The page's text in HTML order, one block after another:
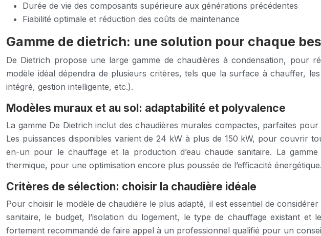
Durée de vie des composants supérieure aux générations précédentes
Fiabilité optimale et réduction des coûts de maintenance
Gamme de dietrich: une solution pour chaque
De Dietrich propose une large gamme de chaudières à condensation, pour
modèle idéal dépendra de plusieurs critères, tels que la surface à chauffer,
intégré, gestion intelligente, etc.).
Modèles muraux et au sol: adaptabilité et polyvalence
La gamme De Dietrich inclut des chaudières murales compactes, parfaites
Les puissances disponibles varient de 24 kW à plus de 150 kW, pour couvrir
en-un pour le chauffage et la production d’eau chaude sanitaire. La
thermique, pour une optimisation encore plus poussée de l’efficacité énergétique.
Critères de sélection: choisir la chaudière idéale
Pour choisir le modèle de chaudière le plus adapté, il est essentiel de
sanitaire, le budget, l’isolation du logement, le type de chauffage existant
fortement recommandé de faire appel à un professionnel qualifié pour un